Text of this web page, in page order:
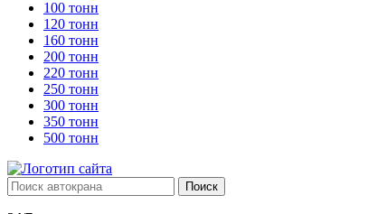
100 тонн
120 тонн
160 тонн
200 тонн
220 тонн
250 тонн
300 тонн
350 тонн
500 тонн
Поиск